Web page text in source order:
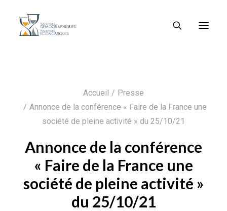
Accueil
Presse
Annonce de la conférence « Faire de la France une
société de pleine activité » du 25/10/21
Annonce de la conférence
« Faire de la France une
société de pleine activité »
du 25/10/21